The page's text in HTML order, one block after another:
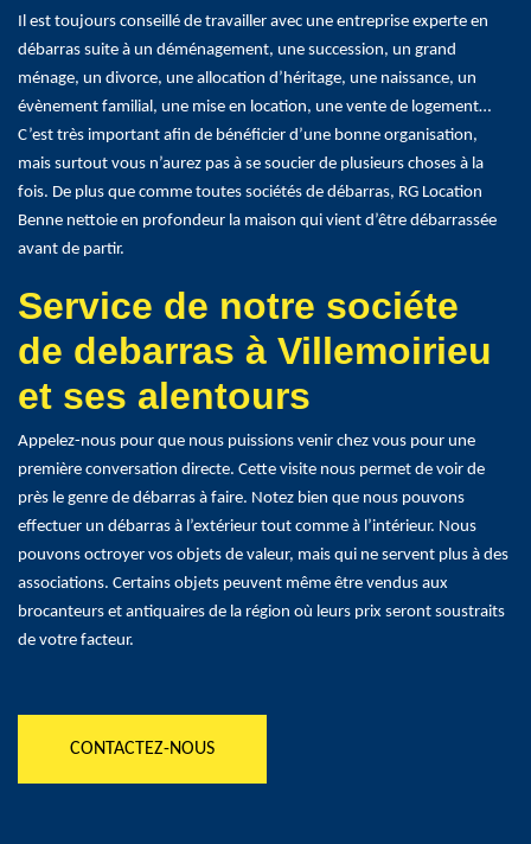
Il est toujours conseillé de travailler avec une entreprise experte en
débarras suite à un déménagement, une succession, un grand
ménage, un divorce, une allocation d’héritage, une naissance, un
évènement familial, une mise en location, une vente de logement…
C’est très important afin de bénéficier d’une bonne organisation,
mais surtout vous n’aurez pas à se soucier de plusieurs choses à la
fois. De plus que comme toutes sociétés de débarras, RG Location
Benne nettoie en profondeur la maison qui vient d’être débarrassée
avant de partir.
Service de notre sociéte
de debarras à Villemoirieu
et ses alentours
Appelez-nous pour que nous puissions venir chez vous pour une
première conversation directe. Cette visite nous permet de voir de
près le genre de débarras à faire. Notez bien que nous pouvons
effectuer un débarras à l’extérieur tout comme à l’intérieur. Nous
pouvons octroyer vos objets de valeur, mais qui ne servent plus à des
associations. Certains objets peuvent même être vendus aux
brocanteurs et antiquaires de la région où leurs prix seront soustraits
de votre facteur.
CONTACTEZ-NOUS